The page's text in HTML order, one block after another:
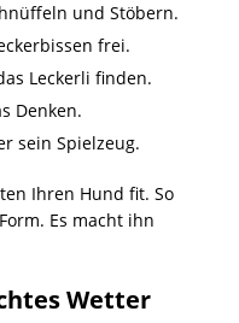
und Stöbern.
frei.
Leckerli finden.
Denken.
sein Spielzeug.
Ihren Hund fit. So
Es macht ihn
Wetter